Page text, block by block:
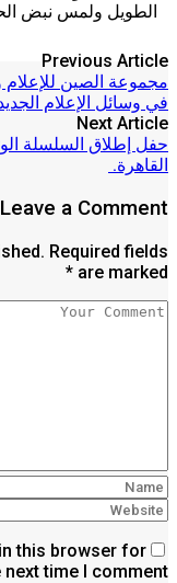
الطويل ولمس نبض
Previous Article
مجموعة الصين للإعلام
في وسائل الإعلام
Next Article
حفل إطلاق السلسلة
القاهرة.
Leave a Comment
Required fields
are marked *
this browser for
next time I comment.